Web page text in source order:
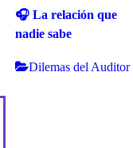
🎧 La relación que
nadie sabe
Dilemas del Auditor